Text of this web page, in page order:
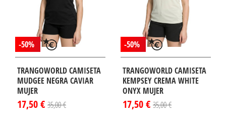
-50%
TRANGOWORLD CAMISETA
MUDGEE NEGRA CAVIAR
MUJER
17,50 € 35,00 €
-50%
TRANGOWORLD CAMISETA
KEMPSEY CREMA WHITE
ONYX MUJER
17,50 € 35,00 €